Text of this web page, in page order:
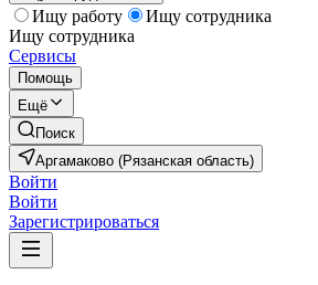
Ищу работу
Ищу сотрудника
Ищу сотрудника
Сервисы
Помощь
Ещё
Поиск
Аргамаково (Рязанская область)
Войти
Войти
Зарегистрироваться